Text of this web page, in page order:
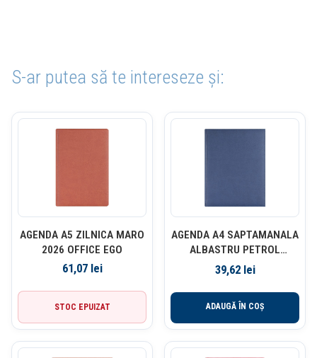
S-ar putea să te intereseze și:
AGENDA A5 ZILNICA MARO
2026 OFFICE EGO
61,07 lei
STOC EPUIZAT
AGENDA A4 SAPTAMANALA
ALBASTRU PETROL
39,62 lei
ADAUGĂ ÎN COȘ